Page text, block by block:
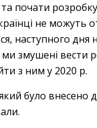
почати
не
наступного
змушені
з ним у 2020 р.
було